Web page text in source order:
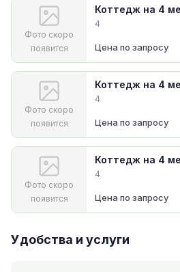
Фото скоро
появится
Коттедж на 4
4
Цена по запросу
Фото скоро
появится
Коттедж на 4
4
Цена по запросу
Фото скоро
появится
Коттедж на 4
4
Цена по запросу
Удобства и услуги